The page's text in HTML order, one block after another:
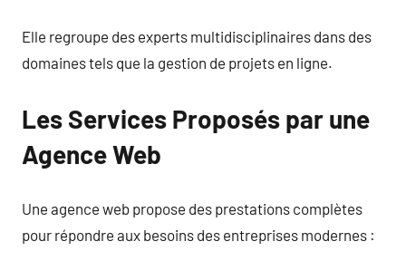
Elle regroupe des experts multidisciplinaires dans des
domaines tels que la gestion de projets en ligne.
Les Services Proposés par une
Agence Web
Une agence web propose des prestations complètes
pour répondre aux besoins des entreprises modernes :